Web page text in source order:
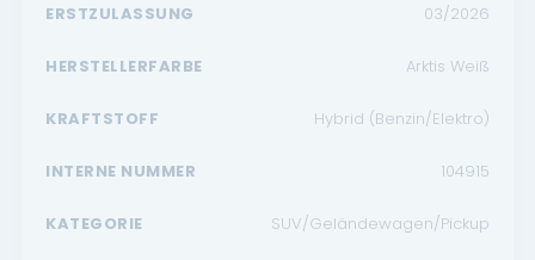
ERSTZULASSUNG 03/2026
HERSTELLERFARBE Arktis Weiß
KRAFTSTOFF Hybrid (Benzin/Elektro)
INTERNE NUMMER 104915
KATEGORIE SUV/Geländewagen/Pickup